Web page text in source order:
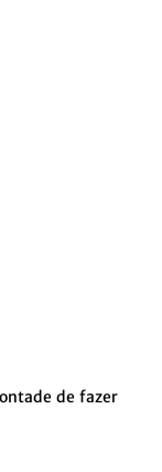
de fazer